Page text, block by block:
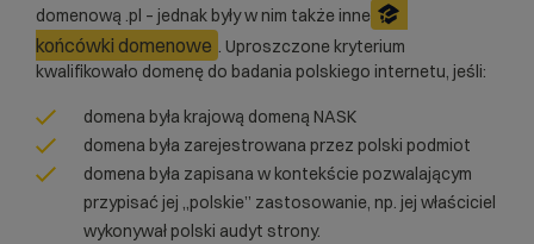
domenową .pl – jednak były w nim także inne
końcówki domenowe . Uproszczone kryterium
kwalifikowało domenę do badania polskiego internetu, jeśli:
domena była krajową domeną NASK
domena była zarejestrowana przez polski podmiot
domena była zapisana w kontekście pozwalającym
przypisać jej „polskie” zastosowanie, np. jej właściciel
wykonywał polski audyt strony.